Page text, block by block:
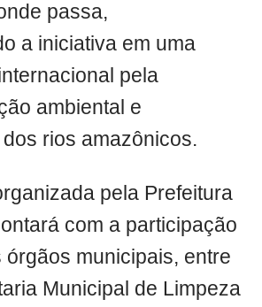
passa,
a iniciativa em uma
pela
ambiental e
rios amazônicos.
pela Prefeitura
com a participação
órgãos municipais, entre
Municipal de Limpeza